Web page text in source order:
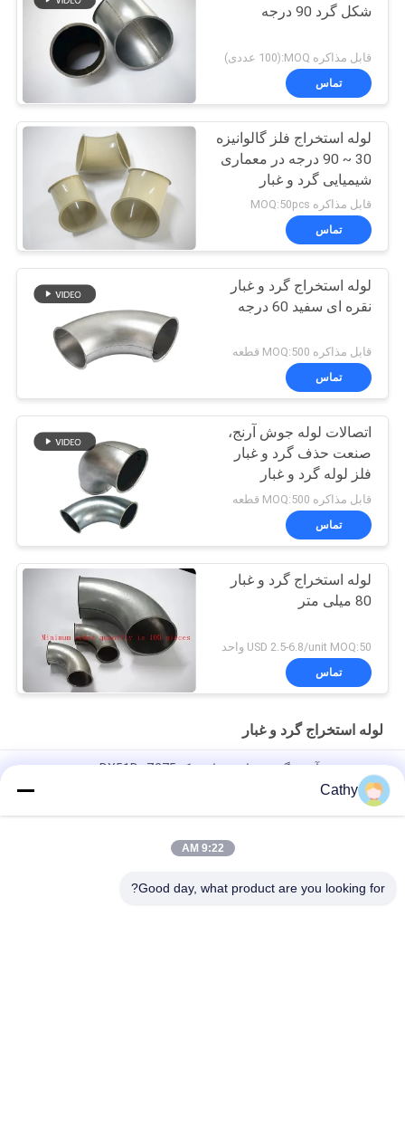
شکل گرد 90 درجه
قابل مذاکره MOQ:(100 عددی)
تماس
لوله استخراج فلز گالوانیزه
30 ~ 90 درجه در معماری
شیمیایی گرد و غبار
قابل مذاکره MOQ:50pcs
تماس
لوله استخراج گرد و غبار
نقره ای سفید 60 درجه
قابل مذاکره MOQ:500 قطعه
تماس
اتصالات لوله جوش آرنج،
صنعت حذف گرد و غبار
فلز لوله گرد و غبار
قابل مذاکره MOQ:500 قطعه
تماس
لوله استخراج گرد و غبار
80 میلی متر
USD 2.5-6.8/unit MOQ:50 واحد
تماس
لوله استخراج گرد و غبار
سیستم جمع آوری گرد و غبار - مواد زینک DX51D+Z275
گالوانیزه کروی مخروط بالا شومینه کلاه با صفحه نمایش شومینه
خروجی کلاه تنظیم
لوله استخراج گرد و غبار صفحه گالوانیزه فرآیند جمع آوری گرد و غبار
Cathy
9:22 AM
Good day, what product are you looking for?